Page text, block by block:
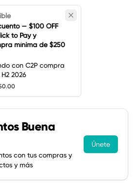
— $100 OFF
to Pay y
mínima de $250
con C2P compra
2026
Buena
con tus compras y
y más
Únete